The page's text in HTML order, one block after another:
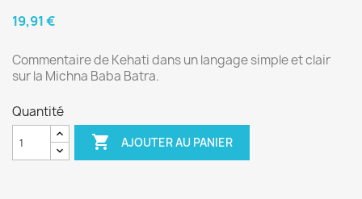
19,91 €
Commentaire de Kehati dans un langage simple et clair
sur la Michna Baba Batra.
Quantité
 AJOUTER AU PANIER